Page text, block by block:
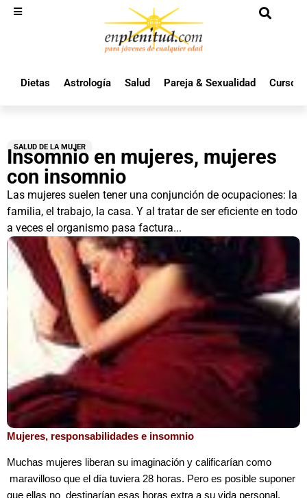
Dietas Astrología Salud Pareja & Sexualidad Cursos
SALUD DE LA MUJER
Insomnio en mujeres, mujeres
con insomnio
Las mujeres suelen tener una conjunción de ocupaciones: la
familia, el trabajo, la casa. Y al tratar de ser eficiente en todo
a veces el organismo pasa factura...
Mujeres, responsabilidades e insomnio
Muchas mujeres liberan su imaginación y calificarían como
maravilloso que el día tuviera 28 horas. Pero es posible suponer
que ellas no destinarían esas horas extra a su vida personal.